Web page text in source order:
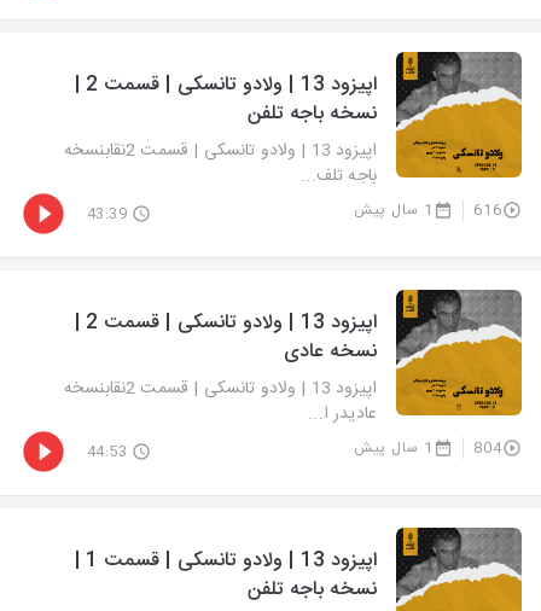
اپیزود 13 | ولادو تانسکی | قسمت 2 |
نسخه باجه تلفن
اپیزود 13 | ولادو تانسکی | قسمت 2نقابنسخه
باجه تلف...
616 1 سال پیش 43:39
اپیزود 13 | ولادو تانسکی | قسمت 2 |
نسخه عادی
اپیزود 13 | ولادو تانسکی | قسمت 2نقابنسخه
عادیدر ا...
804 1 سال پیش 44:53
اپیزود 13 | ولادو تانسکی | قسمت 1 |
نسخه باجه تلفن